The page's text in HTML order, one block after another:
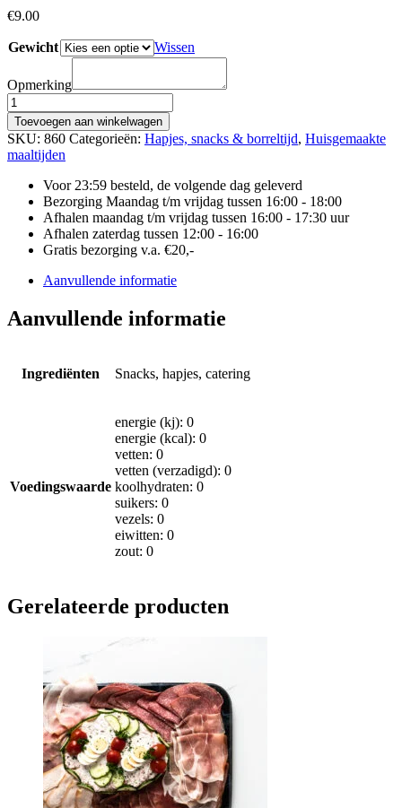
€9.00
Gewicht Wissen
Opmerking
GEGRILDE
KIPPELING
aantal
Toevoegen aan winkelwagen
SKU: 860 Categorieën: Hapjes, snacks & borreltijd, Huisgemaakte
maaltijden
Voor 23:59 besteld, de volgende dag geleverd
Bezorging Maandag t/m vrijdag tussen 16:00 - 18:00
Afhalen maandag t/m vrijdag tussen 16:00 - 17:30 uur
Afhalen zaterdag tussen 12:00 - 16:00
Gratis bezorging v.a. €20,-
Aanvullende informatie
Aanvullende informatie
Ingrediënten Snacks, hapjes, catering
Voedingswaarde
energie (kj): 0
energie (kcal): 0
vetten: 0
vetten (verzadigd): 0
koolhydraten: 0
suikers: 0
vezels: 0
eiwitten: 0
zout: 0
Gerelateerde producten